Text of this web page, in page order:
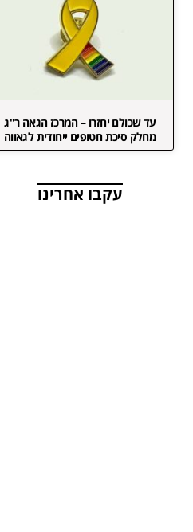
עד שכולם יחזרו – המרכז הגאה ר"ג
מחלק סיכת חטופים ייחודית לגאווה
עקבו אחרינו